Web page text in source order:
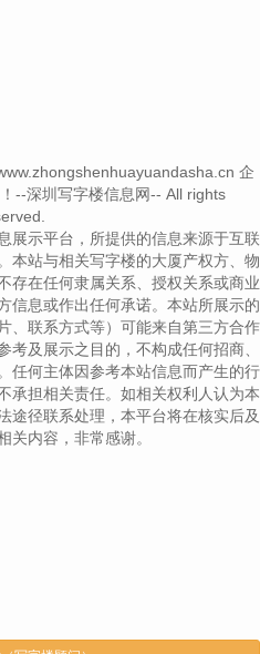
企
--深圳写字楼信息网-- All rights
展示平台，所提供的信息来源于互联
本站与相关写字楼的大厦产权方、物
存在任何隶属关系、授权关系或商业
信息或作出任何承诺。本站所展示的
、联系方式等）可能来自第三方合作
及展示之目的，不构成任何招商、
任何主体因参考本站信息而产生的行
承担相关责任。如相关权利人认为本
途径联系处理，本平台将在核实后及
关内容，非常感谢。